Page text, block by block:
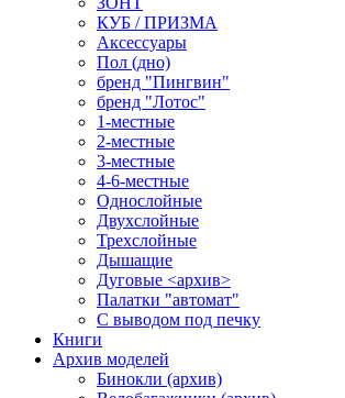
КУБ / ПРИЗМА
Аксессуары
Пол (дно)
бренд "Пингвин"
бренд "Лотос"
1-местные
2-местные
3-местные
4-6-местные
Однослойные
Двухслойные
Трехслойные
Дышащие
Дуговые <архив>
Палатки "автомат"
C выводом под печку
Книги
Архив моделей
Бинокли (архив)